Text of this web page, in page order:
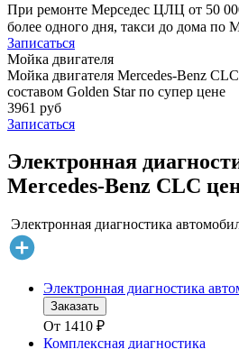
При ремонте Мерседес ЦЛЦ от 50
более одного дня, такси до дома по
Записаться
Мойка двигателя
Мойка двигателя Mercedes-Benz
составом Golden Star по супер цене
3961 руб
Записаться
Электронная
Mercedes-Benz CLC
Электронная диагностика
Электронная диагностика
Заказать
От 1410 ₽
Комплексная диагностика